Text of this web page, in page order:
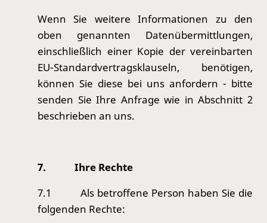
Wenn Sie weitere Informationen zu den
oben genannten Datenübermittlungen,
einschließlich einer Kopie der vereinbarten
EU-Standardvertragsklauseln, benötigen,
können Sie diese bei uns anfordern - bitte
senden Sie Ihre Anfrage wie in Abschnitt 2
beschrieben an uns.
7.
Ihre Rechte
7.1Als betroffene Person haben Sie die
folgenden Rechte: